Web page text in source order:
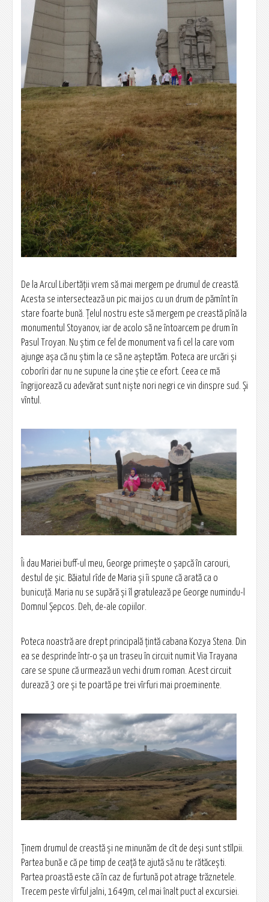
De la Arcul Libertății vrem să mai mergem pe drumul de creastă.
Acesta se intersectează un pic mai jos cu un drum de pămînt în
stare foarte bună. Țelul nostru este să mergem pe creastă pînă la
monumentul Stoyanov, iar de acolo să ne întoarcem pe drum în
Pasul Troyan. Nu știm ce fel de monument va fi cel la care vom
ajunge așa că nu știm la ce să ne așteptăm. Poteca are urcări și
coborîri dar nu ne supune la cine știe ce efort. Ceea ce mă
îngrijorează cu adevărat sunt niște nori negri ce vin dinspre sud. Și
vîntul.
Îi dau Mariei buff-ul meu, George primește o șapcă în carouri,
destul de șic. Băiatul rîde de Maria și îi spune că arată ca o
bunicuță. Maria nu se supără și îl gratulează pe George numindu-l
Domnul Șepcos. Deh, de-ale copiilor.
Poteca noastră are drept principală țintă cabana Kozya Stena. Din
ea se desprinde într-o șa un traseu în circuit numit Via Trayana
care se spune că urmează un vechi drum roman. Acest circuit
durează 3 ore și te poartă pe trei vîrfuri mai proeminente.
Ținem drumul de creastă și ne minunăm de cît de deși sunt stîlpii.
Partea bună e că pe timp de ceață te ajută să nu te rătăcești.
Partea proastă este că în caz de furtună pot atrage trăznetele.
Trecem peste vîrful jalni, 1649m, cel mai înalt puct al excursiei.